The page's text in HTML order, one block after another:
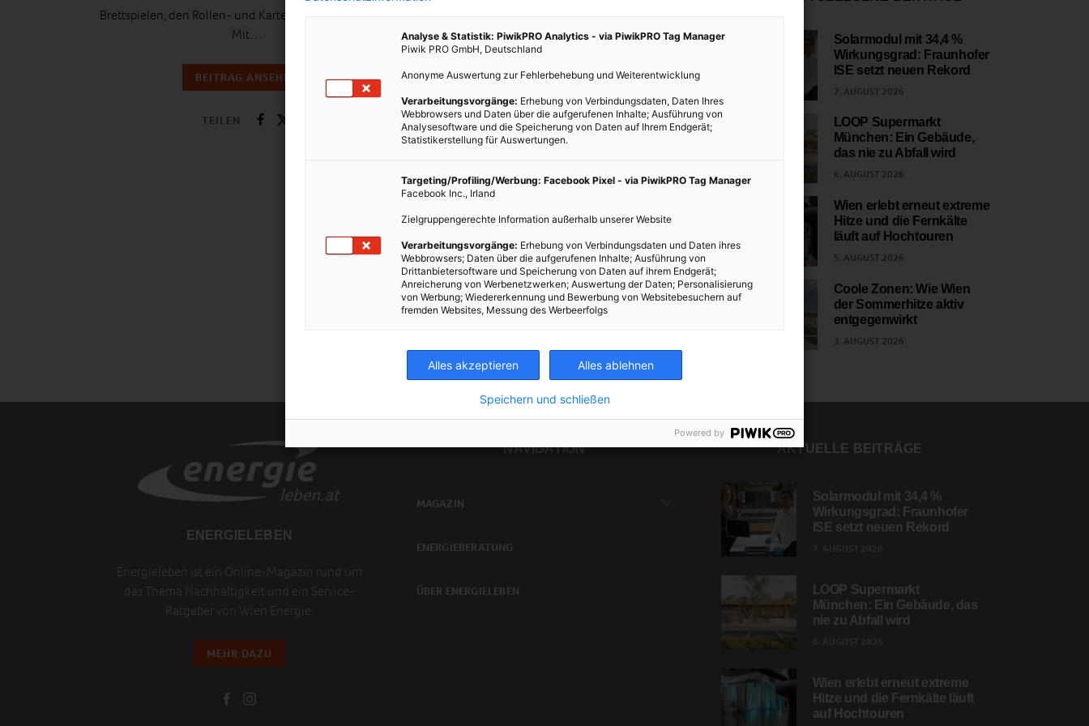
Brettspielen, den Rollen- und Kartenspielen vorgestellt.
Mit…
BEITRAG ANSEHEN
TEILEN
Solarmodul mit 34,4 %
Wirkungsgrad: Fraunhofer
ISE setzt neuen Rekord
7. AUGUST 2026
LOOP Supermarkt
München: Ein Gebäude,
das nie zu Abfall wird
6. AUGUST 2026
Wien erlebt erneut extreme
Hitze und die Fernkälte
läuft auf Hochtouren
5. AUGUST 2026
Coole Zonen: Wie Wien
der Sommerhitze aktiv
entgegenwirkt
3. AUGUST 2026
ENERGIELEBEN
Energieleben ist ein Online-Magazin rund um
das Thema Nachhaltigkeit und ein Service-
Ratgeber von Wien Energie.
MEHR DAZU
NAVIGATION
MAGAZIN
ENERGIEBERATUNG
ÜBER ENERGIELEBEN
AKTUELLE BEITRÄGE
Solarmodul mit 34,4 %
Wirkungsgrad: Fraunhofer
ISE setzt neuen Rekord
LOOP Supermarkt
München: Ein Gebäude, das
nie zu Abfall wird
Wien erlebt erneut extreme
Hitze und die Fernkälte läuft
auf Hochtouren
Analyse & Statistik: PiwikPRO Analytics - via PiwikPRO Tag Manager
Piwik PRO GmbH, Deutschland
Anonyme Auswertung zur Fehlerbehebung und Weiterentwicklung
Verarbeitungsvorgänge: Erhebung von Verbindungsdaten, Daten Ihres
Webbrowsers und Daten über die aufgerufenen Inhalte; Ausführung von
Analysesoftware und die Speicherung von Daten auf Ihrem Endgerät;
Statistikerstellung für Auswertungen.
Targeting/Profiling/Werbung: Facebook Pixel - via PiwikPRO Tag Manager
Facebook Inc., Irland
Zielgruppengerechte Information außerhalb unserer Website
Verarbeitungsvorgänge: Erhebung von Verbindungsdaten und Daten ihres
Webbrowsers; Daten über die aufgerufenen Inhalte; Ausführung von
Drittanbietersoftware und Speicherung von Daten auf ihrem Endgerät;
Anreicherung von Werbenetzwerken; Auswertung der Daten; Personalisierung
von Werbung; Wiedererkennung und Bewerbung von Websitebesuchern auf
fremden Websites, Messung des Werbeerfolgs
Alles akzeptieren Alles ablehnen
Speichern und schließen
Powered by